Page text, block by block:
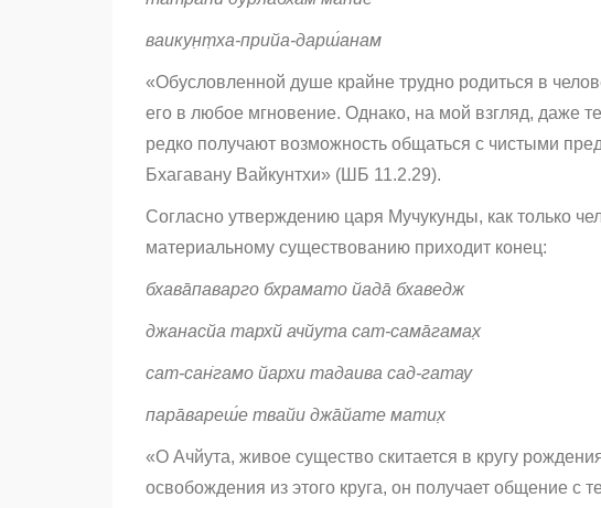
ваикун̣т̣ха-прийа-дарш́анам
«Обусловленной душе крайне трудно родиться в
его в любое мгновение. Однако, на мой взгляд, даже
редко получают возможность общаться с чистыми
Бхагавану Вайкунтхи» (ШБ 11.2.29).
Согласно утверждению царя Мучукунды, как только
материальному существованию приходит конец:
бхава̄паварго бхрамато йада̄ бхаведж
джанасйа тархй ачйута сат-сама̄гамах̣
сат-сан̇гамо йархи тадаива сад-гатау
пара̄вареш́е твайи джа̄йате матих̣
«О Ачйута, живое существо скитается в кругу
освобождения из этого круга, он получает общение с